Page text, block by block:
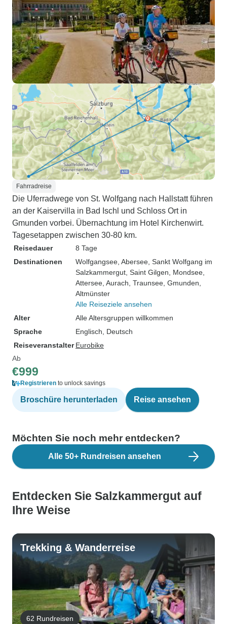
Fahrradreise
Die Uferradwege von St. Wolfgang nach Hallstatt führen
an der Kaiservilla in Bad Ischl und Schloss Ort in
Gmunden vorbei. Übernachtung im Hotel Kirchenwirt.
Tagesetappen zwischen 30-80 km.
Reisedauer
8 Tage
Destinationen
Wolfgangsee , Abersee , Sankt Wolfgang im
Salzkammergut , Saint Gilgen , Mondsee
Attersee , Aurach , Traunsee , Gmunden
Altmünster
Alle Reiseziele ansehen
Alter
Alle Altersgruppen willkommen
Sprache
Englisch, Deutsch
Reiseveranstalter Eurobike
Ab
€999
Registrieren to unlock savings
Broschüre herunterladen Reise ansehen
Möchten Sie noch mehr entdecken?
Alle 50+ Rundreisen ansehen
Entdecken Sie Salzkammergut auf
Ihre Weise
Trekking & Wanderreise
62 Rundreisen